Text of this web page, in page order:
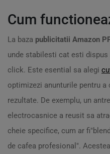
Cum
La baza publicitatii Amazon
unde stabilesti cat esti
click. Este esential sa alegi
optimizezi anunturile pentru a
rezultate. De exemplu, un
electrocasnice a reusit sa
cheie specifice, cum ar
de cafea profesional".